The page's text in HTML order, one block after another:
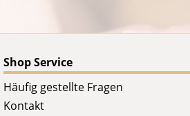
Shop Service
Häufig gestellte Fragen
Kontakt